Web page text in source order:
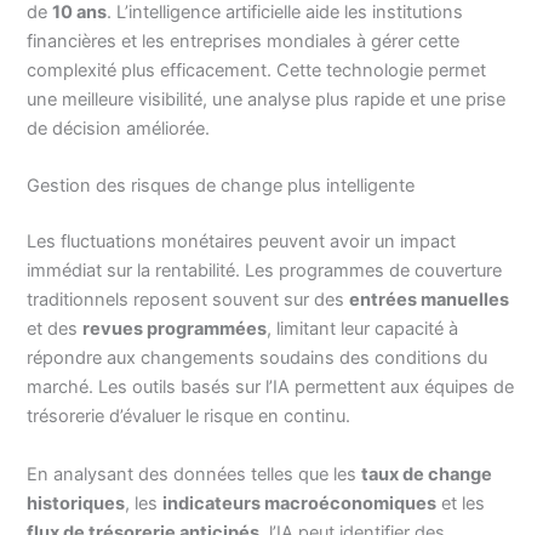
de10 ans. L’intelligence artificielle aide les institutions
financières et les entreprises mondiales à gérer cette
complexité plus efficacement. Cette technologie permet
une meilleure visibilité, une analyse plus rapide et une prise
de décision améliorée.
Gestion des risques de change plus intelligente
Les fluctuations monétaires peuvent avoir un impact
immédiat sur la rentabilité. Les programmes de couverture
traditionnels reposent souvent sur desentrées manuelles
et des revues programmées, limitant leur capacité à
répondre aux changements soudains des conditions du
marché. Les outils basés sur l’IA permettent aux équipes de
trésorerie d’évaluer le risque en continu.
En analysant des données telles que lestaux de change
historiques, les indicateurs macroéconomiques et les